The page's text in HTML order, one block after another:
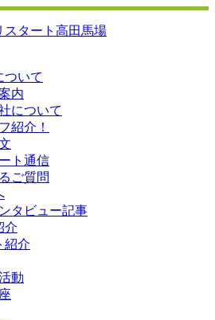
ついて
内
について
紹介！
ト通信
ご質問
タビュー記事
介
紹介
動